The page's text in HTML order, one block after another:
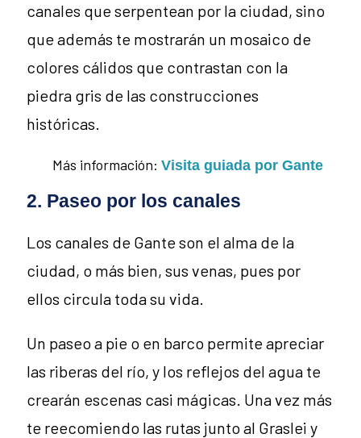
canales que serpentean por la ciudad, sino
que además te mostrarán un mosaico de
colores cálidos que contrastan con la
piedra gris de las construcciones
históricas.
Más información:Visita guiada por Gante
2. Paseo por los canales
Los canales de Gante son el alma de la
ciudad, o más bien, sus venas, pues por
ellos circula toda su vida.
Un paseo a pie o en barco permite apreciar
las riberas del río, y los reflejos del agua te
crearán escenas casi mágicas. Una vez más
te reecomiendo las rutas junto al Graslei y